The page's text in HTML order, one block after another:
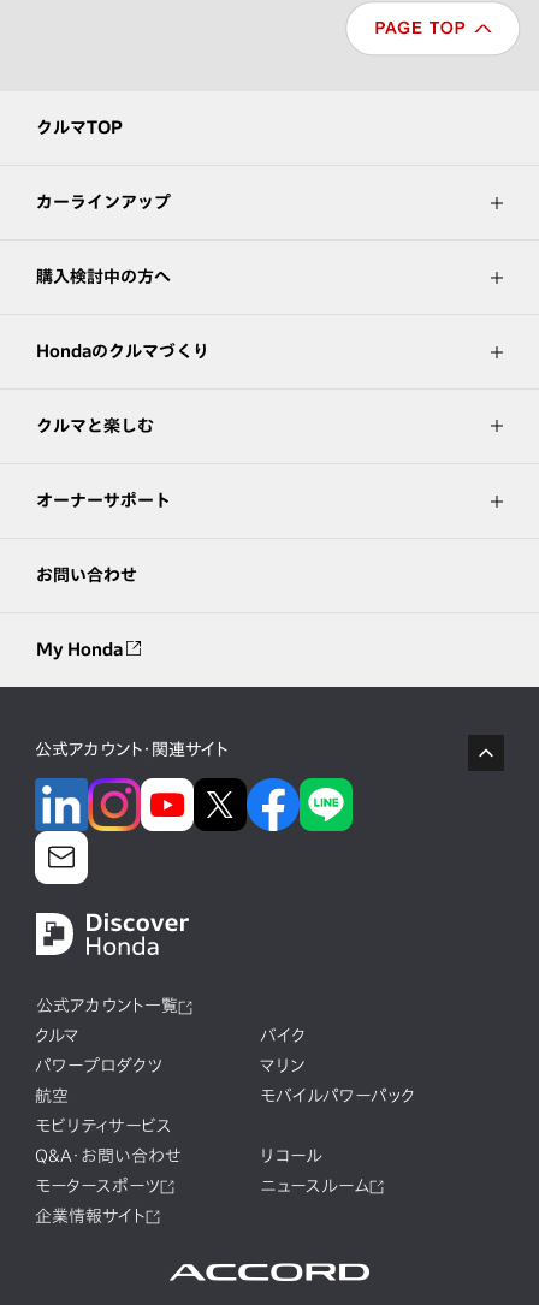
クルマTOP
カーラインアップ
購入検討中の方へ
Hondaのクルマづくり
クルマと楽しむ
オーナーサポート
お問い合わせ
My Honda
公式アカウント・関連サイト
公式アカウント一覧
クルマ
バイク
パワープロダクツ
マリン
航空
モバイルパワーパック
モビリティサービス
Q&A・お問い合わせ
リコール
モータースポーツ
ニュースルーム
企業情報サイト